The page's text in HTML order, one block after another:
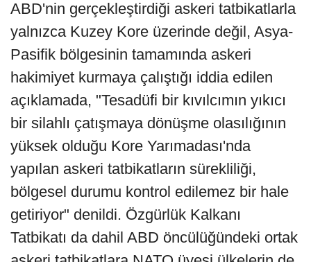
ABD'nin gerçekleştirdiği askeri tatbikatlarla
yalnızca Kuzey Kore üzerinde değil, Asya-
Pasifik bölgesinin tamamında askeri
hakimiyet kurmaya çalıştığı iddia edilen
açıklamada, "Tesadüfi bir kıvılcımın yıkıcı
bir silahlı çatışmaya dönüşme olasılığının
yüksek olduğu Kore Yarımadası'nda
yapılan askeri tatbikatların sürekliliği,
bölgesel durumu kontrol edilemez bir hale
getiriyor" denildi. Özgürlük Kalkanı
Tatbikatı da dahil ABD öncülüğündeki ortak